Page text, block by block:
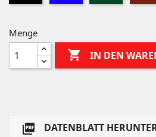
Menge
 IN DEN
 DATENBLATT